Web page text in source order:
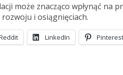
może znacząco wpłynąć na
i osiągnięciach.
LinkedIn Pinterest